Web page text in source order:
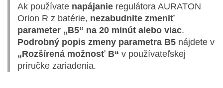
Ak používate napájanie regulátora AURATON
Orion R z batérie, nezabudnite zmeniť
parameter „B5“ na 20 minút alebo viac.
Podrobný popis zmeny parametra B5 nájdete v
„Rozšírená možnosť B“ v používateľskej
príručke zariadenia.